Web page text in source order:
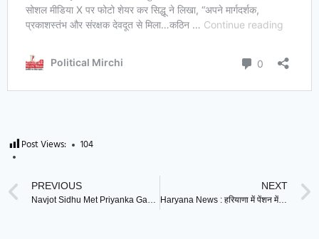
Post Views: 104
PREVIOUS NEXT
Haryana News : हरियाणा में पेंशन में हुई बढ़ोतरी ! जानिए क्या है सच्चाई ?